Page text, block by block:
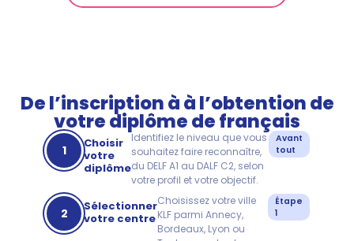
De l’inscription à à l’obtention de
votre diplôme de français
1
Choisir
votre
diplôme
Identifiez le niveau que vous
souhaitez faire reconnaître,
du DELF A1 au DALF C2, selon
votre profil et votre objectif.
Avant
tout
2
Sélectionner
votre centre
Choisissez votre ville
KLF parmi Annecy,
Bordeaux, Lyon ou
Étape
1